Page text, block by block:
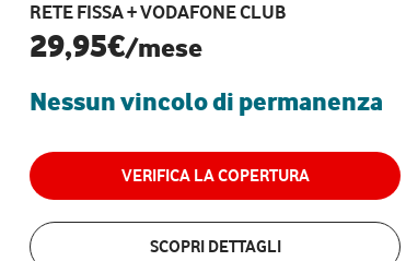
RETE FISSA + VODAFONE CLUB
29,95€/mese
Nessun vincolo di permanenza
VERIFICA LA COPERTURA
SCOPRI DETTAGLI